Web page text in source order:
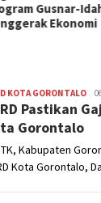
Gusnar-
Ekonomi
KOTA GORONTALO
Pastikan
Gorontalo
Kabupaten
Kota Gorontalo,